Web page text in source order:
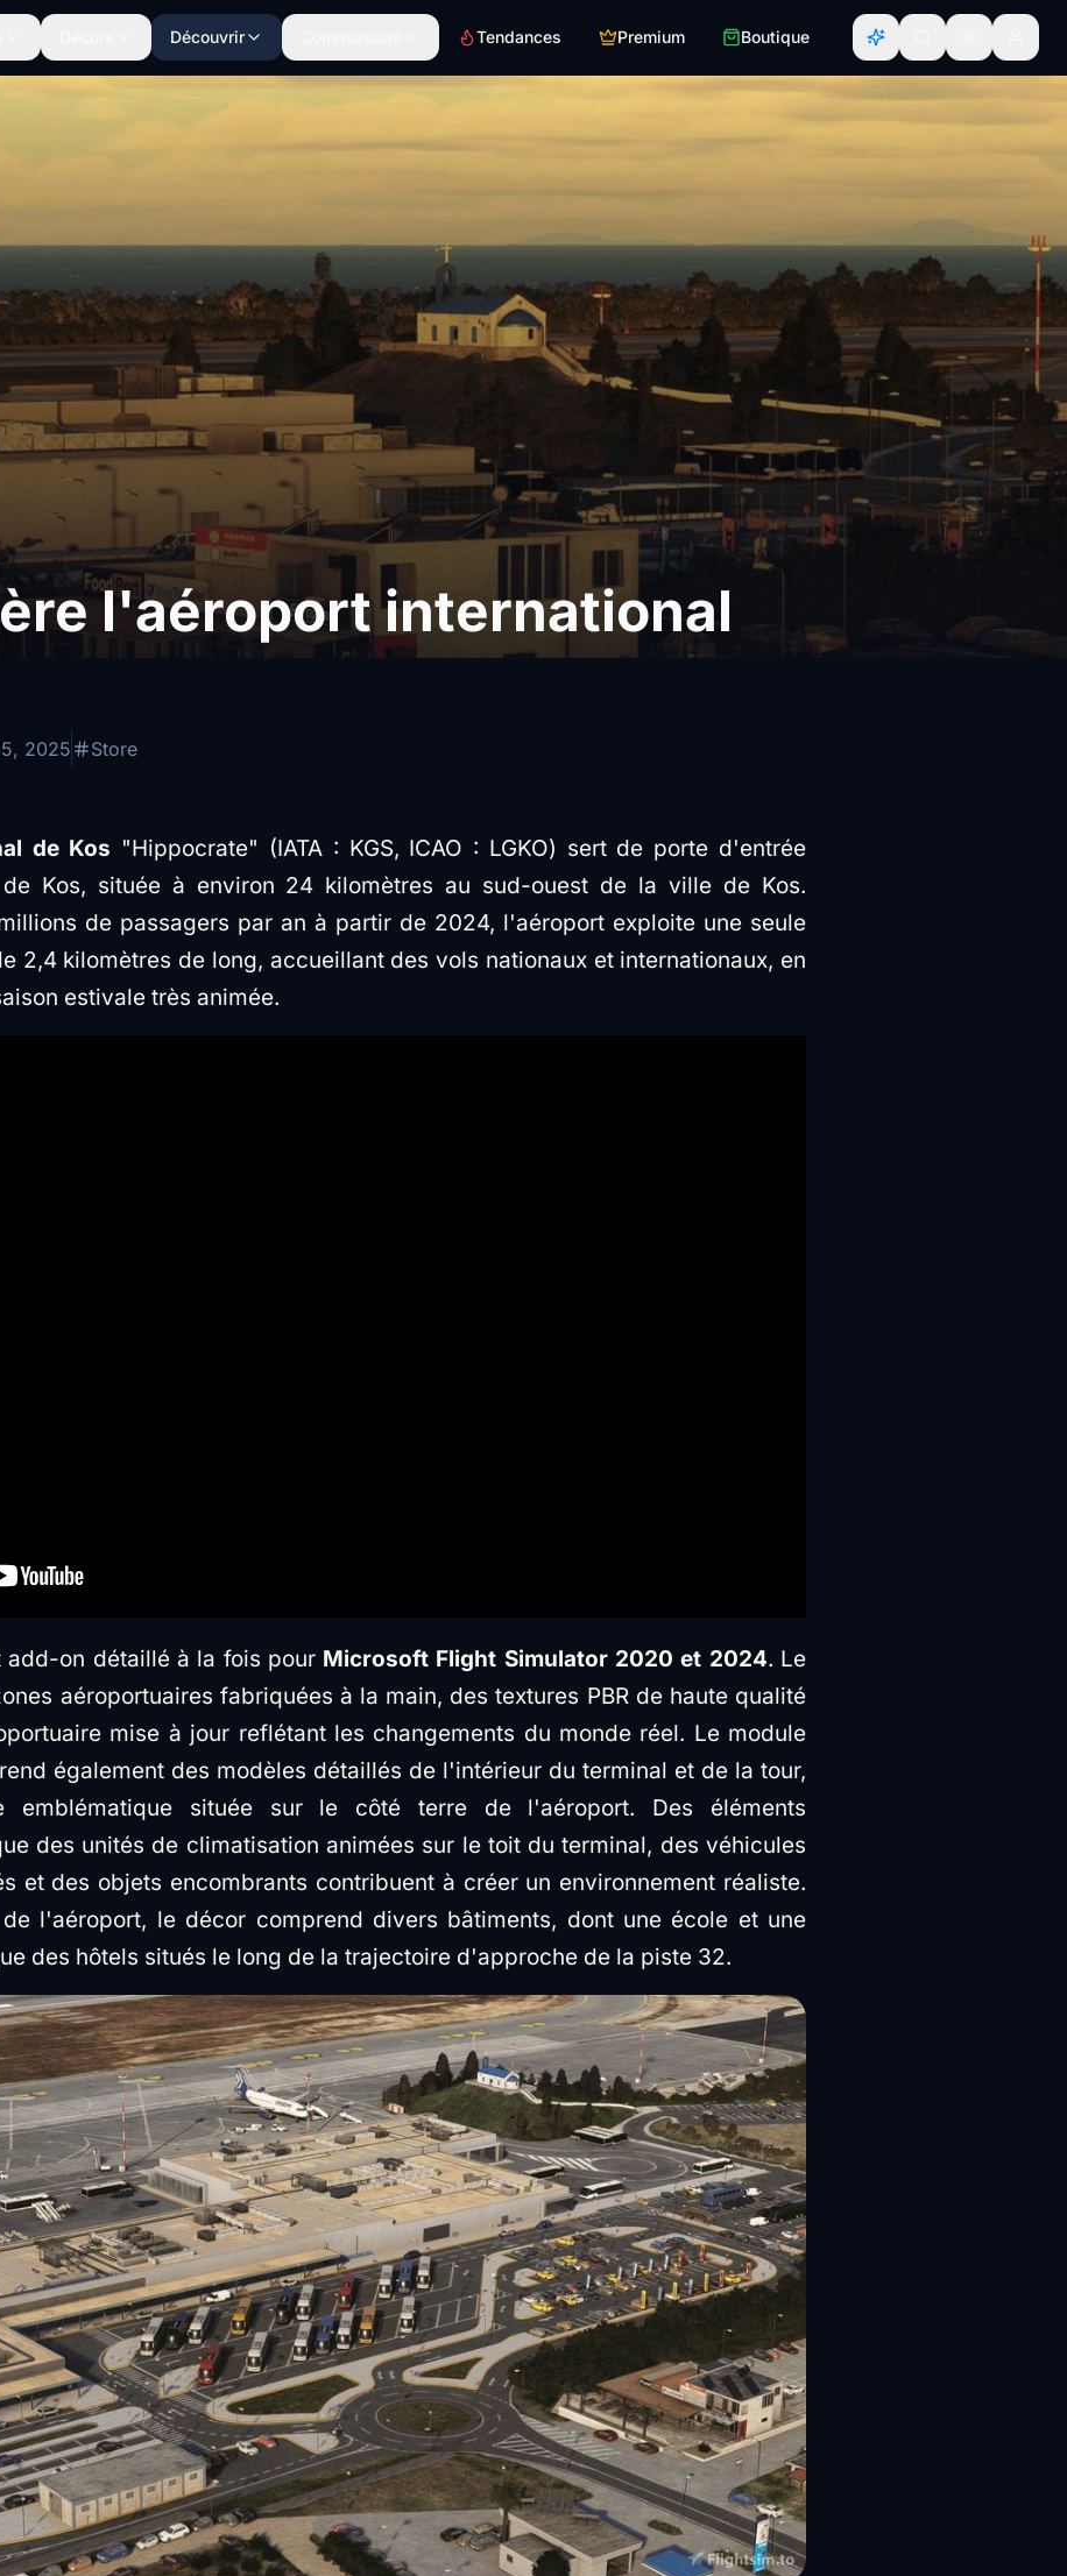
Découvrir Tendances Premium Boutique
l'aéroport international
2025 Store
de Kos "Hippocrate" (IATA : KGS, ICAO : LGKO) sert de porte d'entrée
Kos, située à environ 24 kilomètres au sud-ouest de la ville de Kos.
de passagers par an à partir de 2024, l'aéroport exploite une seule
2,4 kilomètres de long, accueillant des vols nationaux et internationaux, en
estivale très animée.
on détaillé à la fois pour Microsoft Flight Simulator 2020 et 2024. Le
aéroportuaires fabriquées à la main, des textures PBR de haute qualité
mise à jour reflétant les changements du monde réel. Le module
également des modèles détaillés de l'intérieur du terminal et de la tour,
située sur le côté terre de l'aéroport. Des éléments
des unités de climatisation animées sur le toit du terminal, des véhicules
et des objets encombrants contribuent à créer un environnement réaliste.
l'aéroport, le décor comprend divers bâtiments, dont une école et une
des hôtels situés le long de la trajectoire d'approche de la piste 32.